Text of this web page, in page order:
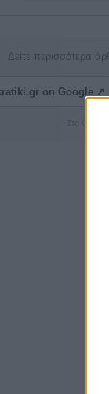
Δείτε περισσότερα
on Google ↗
Στο